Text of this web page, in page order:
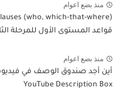
منذ بضع اعوام
قواعد المستوى الأول للمرحلة
منذ بضع اعوام
أين أجد صندوق الوصف في
YouTube Description Box